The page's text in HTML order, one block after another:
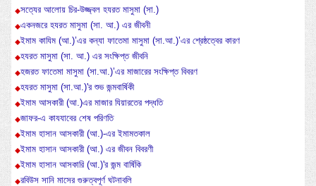
সত্যের আলোয় চির-উজ্জ্বল হযরত মাসুমা (সা.)
একনজরে হযরত মাসুমা (সা. আ.) এর জীবনী
ইমাম কাযিম (আ.)’এর কন্যা ফাতেমা মাসুমা (সা.আ.)’এর শ্রেষ্ঠত্বের কারণ
হযরত মাসুমা (সা. আ.) এর সংক্ষিপ্ত জীবনি
হজরত ফাতেমা মাসুমা (সা.আ.)’এর মাজারের সংক্ষিপ্ত বিবরণ
হযরত মাসুমা (সা.আ.)'র শুভ জন্মবার্ষিকী
ইমাম আসকারী (আ.)এর মাজার যিয়ারতের পদ্ধতি
জাফর-এ কাযযাবের শেষ পরিণতি
ইমাম হাসান আসকারী (আ.)-এর ইমামতকাল
ইমাম হাসান আসকারী (আ.) এর জীবন বিবরণী
ইমাম হাসান আসকারি (আ.)'র জন্ম বার্ষিকি
রবিউস সানি মাসের গুরুত্বপূর্ণ ঘটনাবলি